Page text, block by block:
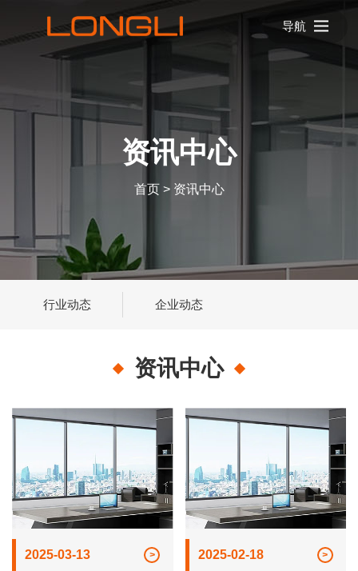
导航
资讯中心
首页> 资讯中心
行业动态 企业动态
资讯中心
2025-03-13 2025-02-18